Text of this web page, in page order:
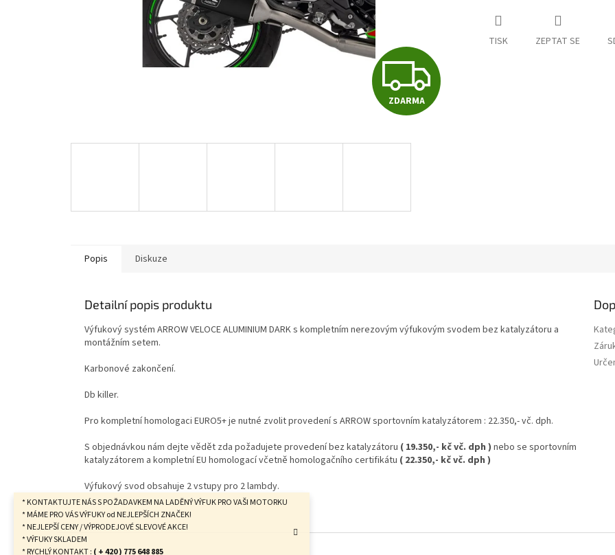
* KONTAKTUJTE NÁS S POŽADAVKEM NA LADĚNÝ VÝFUK PRO VAŠI MOTORKU
* MÁME PRO VÁS VÝFUKY od NEJLEPŠÍCH ZNAČEK!
* NEJLEPŠÍ CENY / VÝPRODEJOVÉ SLEVOVÉ AKCE!
* VÝFUKY SKLADEM
* RYCHLÝ KONTAKT : ( + 420 ) 775 648 885
Z
D
A
ZDARMA
TISK ZEPTAT SE
Popis Diskuze
Detailní popis produktu
Výfukový systém ARROW VELOCE ALUMINIUM DARK s kompletním nerezovým výfukovým svodem bez katalyzátoru a
montážním setem.
Karbonové zakončení.
Db killer.
Pro kompletní homologaci EURO5+ je nutné zvolit provedení s ARROW sportovním katalyzátorem : 22.350,- vč. dph.
S objednávkou nám dejte vědět zda požadujete provedení bez katalyzátoru ( 19.350,- kč vč. dph ) nebo se sportovním
katalyzátorem a kompletní EU homologací včetně homologačního certifikátu ( 22.350,- kč vč. dph )
Výfukový svod obsahuje 2 vstupy pro 2 lambdy.